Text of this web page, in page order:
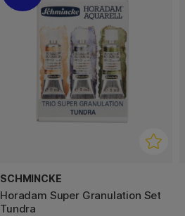
SCHMINCKE
Horadam Super Granulation Set
Tundra